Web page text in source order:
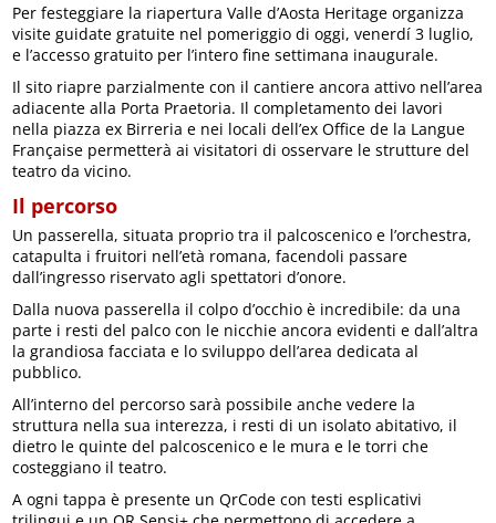
Per festeggiare la riapertura Valle d’Aosta Heritage organizza
visite guidate gratuite nel pomeriggio di oggi, venerdí 3 luglio,
e l’accesso gratuito per l’intero fine settimana inaugurale.
Il sito riapre parzialmente con il cantiere ancora attivo nell’area
adiacente alla Porta Praetoria. Il completamento dei lavori
nella piazza ex Birreria e nei locali dell’ex Office de la Langue
Française permetterà ai visitatori di osservare le strutture del
teatro da vicino.
Il percorso
Un passerella, situata proprio tra il palcoscenico e l’orchestra,
catapulta i fruitori nell’età romana, facendoli passare
dall’ingresso riservato agli spettatori d’onore.
Dalla nuova passerella il colpo d’occhio è incredibile: da una
parte i resti del palco con le nicchie ancora evidenti e dall’altra
la grandiosa facciata e lo sviluppo dell’area dedicata al
pubblico.
All’interno del percorso sarà possibile anche vedere la
struttura nella sua interezza, i resti di un isolato abitativo, il
dietro le quinte del palcoscenico e le mura e le torri che
costeggiano il teatro.
A ogni tappa è presente un QrCode con testi esplicativi